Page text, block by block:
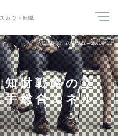
カウト転職
掲載期間 26/07/22～26/09/15
知財戦略の立
手総合エネル